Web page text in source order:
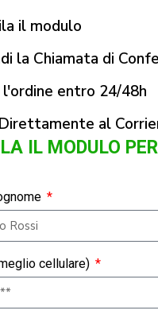
il modulo
la Chiamata di
l'ordine entro 24/48h
al
IL MODULO
cellulare)